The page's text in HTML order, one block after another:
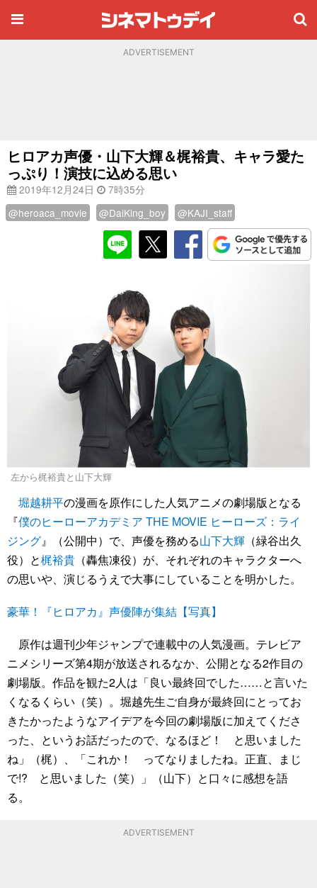
ADVERTISEMENT
ヒロアカ声優・山下大輝＆梶裕貴、キャラ愛た
っぷり！演技に込める思い
2019年12月24日
7時35分
@heroaca_movie
@DaiKing_boy @KAJI_staff
左から梶裕貴と山下大輝
堀越耕平の漫画を原作にした人気アニメの劇場版となる
『僕のヒーローアカデミア THE MOVIE ヒーローズ：ライ
ジング』（公開中）で、声優を務める山下大輝 （緑谷出久
役）と梶裕貴 （轟焦凍役）が、それぞれのキャラクターへ
の思いや、演じるうえで大事にしていることを明かした。
豪華！『ヒロアカ』声優陣が集結【写真】
原作は週刊少年ジャンプで連載中の人気漫画。テレビア
ニメシリーズ第4期が放送されるなか、公開となる2作目の
劇場版。作品を観た2人は「良い最終回でした……と言いた
くなるくらい（笑）。堀越先生ご自身が最終回にとってお
きたかったようなアイデアを今回の劇場版に加えてくださ
った、というお話だったので、なるほど！ と思いました
ね」（梶）、「これか！ ってなりましたね。正直、まじ
で!? と思いました（笑）」（山下）と口々に感想を語
る。
ADVERTISEMENT